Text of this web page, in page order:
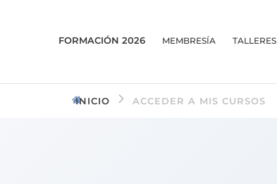
FORMACIÓN 2026 MEMBRESÍA TALLERES
INICIO ACCEDER A MIS CURSOS